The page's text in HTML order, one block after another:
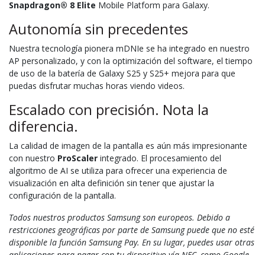
Snapdragon® 8 Elite Mobile Platform para Galaxy.
Autonomía sin precedentes
Nuestra tecnología pionera mDNIe se ha integrado en nuestro
AP personalizado, y con la optimización del software, el tiempo
de uso de la batería de Galaxy S25 y S25+ mejora para que
puedas disfrutar muchas horas viendo videos.
Escalado con precisión. Nota la
diferencia.
La calidad de imagen de la pantalla es aún más impresionante
con nuestro ProScaler integrado. El procesamiento del
algoritmo de AI se utiliza para ofrecer una experiencia de
visualización en alta definición sin tener que ajustar la
configuración de la pantalla.
Todos nuestros productos Samsung son europeos. Debido a
restricciones geográficas por parte de Samsung puede que no esté
disponible la función Samsung Pay. En su lugar, puedes usar otras